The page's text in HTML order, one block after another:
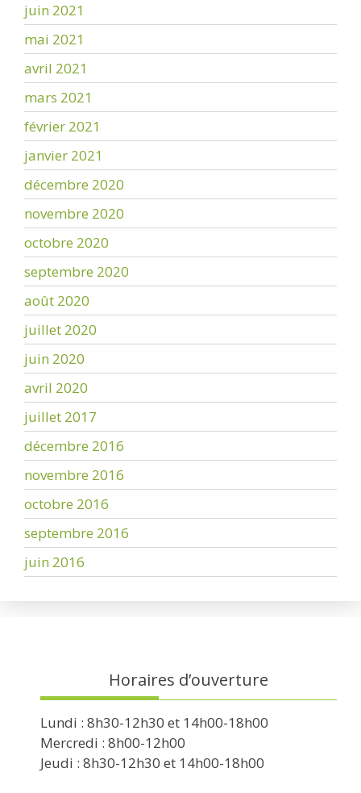
juin 2021
mai 2021
avril 2021
mars 2021
février 2021
janvier 2021
décembre 2020
novembre 2020
octobre 2020
septembre 2020
août 2020
juillet 2020
juin 2020
avril 2020
juillet 2017
décembre 2016
novembre 2016
octobre 2016
septembre 2016
juin 2016
Horaires d’ouverture
Lundi : 8h30-12h30 et 14h00-18h00
Mercredi : 8h00-12h00
Jeudi : 8h30-12h30 et 14h00-18h00